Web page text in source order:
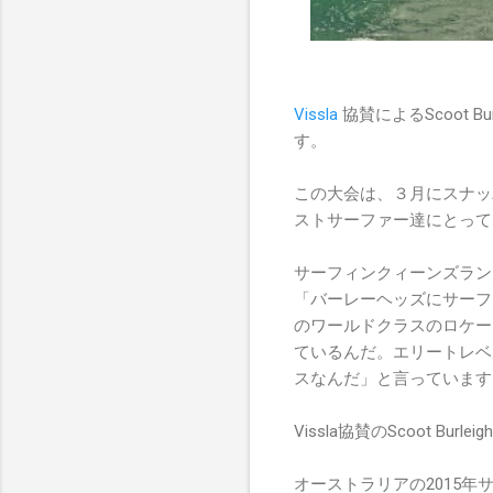
Vissla 協賛によるScoot
す。
この大会は、３月にスナ
ストサーファー達にとっ
サーフィンクィーンズラ
「バーレーヘッズにサー
のワールドクラスのロケ
ているんだ。エリートレ
スなんだ」と言っています
Vissla協賛のScoot
オーストラリアの2015年